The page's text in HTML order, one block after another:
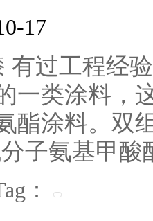
17
有过工程经
一类涂料，
酯涂料。双
子氨基甲酸
：